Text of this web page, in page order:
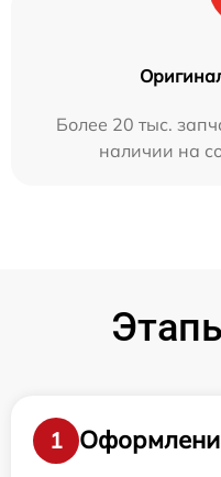
Более 20 тыс.
наличии на
1